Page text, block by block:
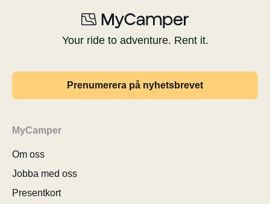
Your ride to adventure. Rent it.
Prenumerera på nyhetsbrevet
MyCamper
Om oss
Jobba med oss
Presentkort